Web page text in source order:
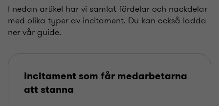
I nedan artikel har vi samlat fördelar och nackdelar
med olika typer av incitament. Du kan också ladda
ner vår guide.
Incitament som får medarbetarna
att stanna